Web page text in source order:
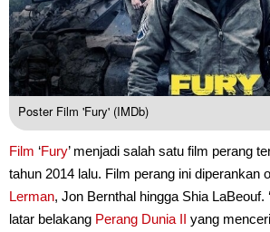
Poster Film 'Fury' (IMDb)
Film ‘Fury’ menjadi salah satu film perang
tahun 2014 lalu. Film perang ini diperankan
Lerman, Jon Bernthal hingga Shia LaBeouf.
latar belakang Perang Dunia II yang